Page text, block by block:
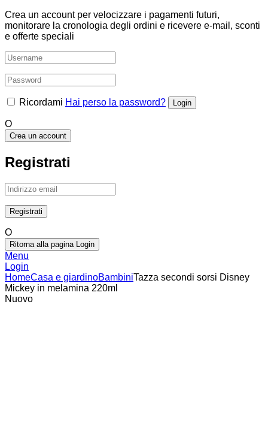
Crea un account per velocizzare i pagamenti futuri,
monitorare la cronologia degli ordini e ricevere e-mail, sconti
e offerte speciali
Ricordami Hai perso la password?
O
Crea un account
Registrati
O
Ritorna alla pagina Login
Menu
Login
HomeCasa e giardinoBambiniTazza secondi sorsi Disney
Mickey in melamina 220ml
Nuovo